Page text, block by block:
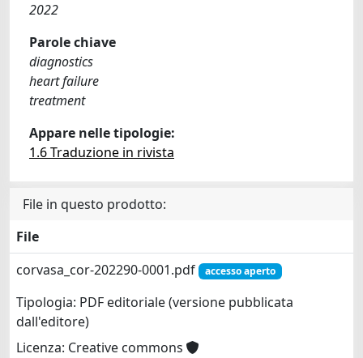
2022
Parole chiave
diagnostics
heart failure
treatment
Appare nelle tipologie:
1.6 Traduzione in rivista
File in questo prodotto:
File
corvasa_cor-202290-0001.pdf
accesso aperto
Tipologia: PDF editoriale (versione pubblicata
dall'editore)
Licenza: Creative commons